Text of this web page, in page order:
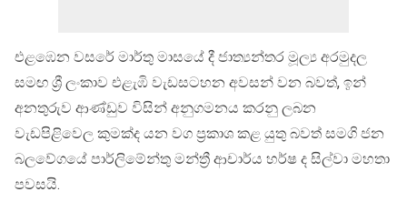
එළඹෙන වසරේ මාර්තු මාසයේ දී ජාත්‍යන්තර මූල්‍ය අරමුදල
සමඟ ශ්‍රී ලංකාව එළැඹි වැඩසටහන අවසන් වන බවත්, ඉන්
අනතුරුව ආණ්ඩුව විසින් අනුගමනය කරනු ලබන
වැඩපිළිවෙල කුමක්ද යන වග ප්‍රකාශ කළ යුතු බවත් සමගි ජන
බලවේගයේ පාර්ලිමේන්තු මන්ත්‍රී ආචාර්ය හර්ෂ ද සිල්වා මහතා
පවසයි.